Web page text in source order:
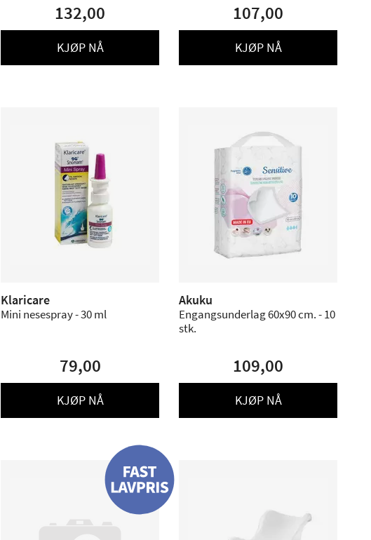
132,00
KJØP NÅ
107,00
KJØP NÅ
Klaricare
Mini nesespray - 30 ml
79,00
KJØP NÅ
Akuku
Engangsunderlag 60x90 cm. - 10
stk.
109,00
KJØP NÅ